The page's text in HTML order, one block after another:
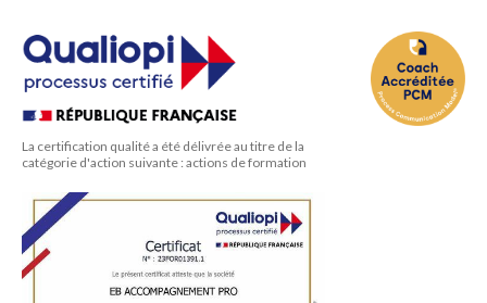
La certification qualité a été délivrée au titre de la
catégorie d'action suivante : actions de formation